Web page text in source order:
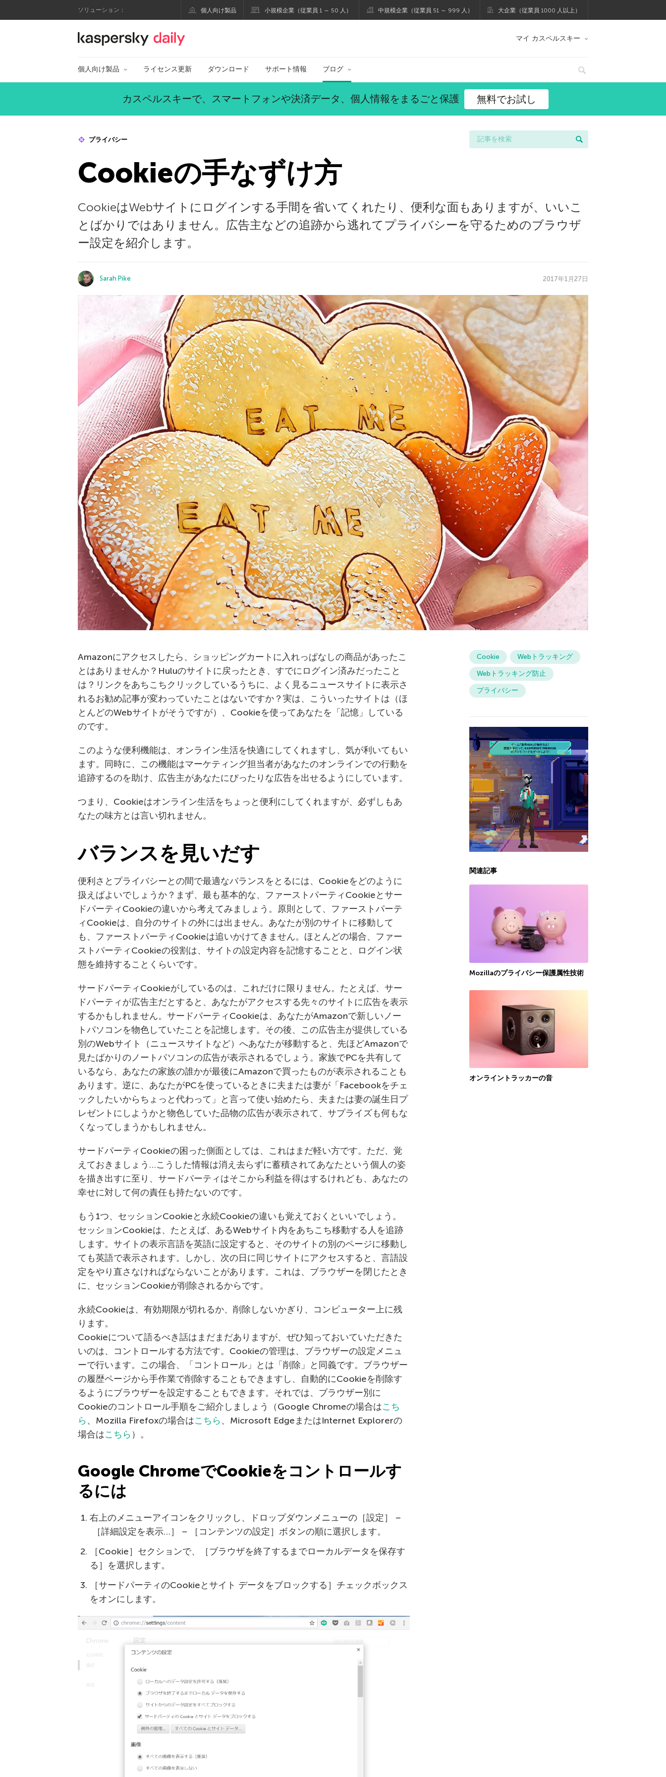
ソリューション： 個人向け製品 小規模企業（従業員 1 ～ 50 人） 中規模企業（従業員 51 ～ 999 人） 大企業（従業員 1000 人以上）
カスペルスキー公式ブログ マイ カスペルスキー
個人向け製品 ライセンス更新 ダウンロード サポート情報 ブログ
カスペルスキーで、スマートフォンや決済データ、個人情報をまるごと保護 無料でお試し
プライバシー
Cookieの手なずけ方
CookieはWebサイトにログインする手間を省いてくれたり、便利な面もありますが、いいこ
とばかりではありません。広告主などの追跡から逃れてプライバシーを守るためのブラウザ
ー設定を紹介します。
Sarah Pike 2017年1月27日
Amazonにアクセスしたら、ショッピングカートに入れっぱなしの商品があったこ
とはありませんか？Huluのサイトに戻ったとき、すでにログイン済みだったこと
は？リンクをあちこちクリックしているうちに、よく見るニュースサイトに表示さ
れるお勧め記事が変わっていたことはないですか？実は、こういったサイトは（ほ
とんどのWebサイトがそうですが）、Cookieを使ってあなたを「記憶」している
のです。
このような便利機能は、オンライン生活を快適にしてくれますし、気が利いてもい
ます。同時に、この機能はマーケティング担当者があなたのオンラインでの行動を
追跡するのを助け、広告主があなたにぴったりな広告を出せるようにしています。
つまり、Cookieはオンライン生活をちょっと便利にしてくれますが、必ずしもあ
なたの味方とは言い切れません。
バランスを見いだす
便利さとプライバシーとの間で最適なバランスをとるには、Cookieをどのように
扱えばよいでしょうか？まず、最も基本的な、ファーストパーティCookieとサー
ドパーティCookieの違いから考えてみましょう。原則として、ファーストパーテ
ィCookieは、自分のサイトの外には出ません。あなたが別のサイトに移動して
も、ファーストパーティCookieは追いかけてきません。ほとんどの場合、ファー
ストパーティCookieの役割は、サイトの設定内容を記憶することと、ログイン状
態を維持することくらいです。
サードパーティCookieがしているのは、これだけに限りません。たとえば、サー
ドパーティが広告主だとすると、あなたがアクセスする先々のサイトに広告を表示
するかもしれません。サードパーティCookieは、あなたがAmazonで新しいノー
トパソコンを物色していたことを記憶します。その後、この広告主が提供している
別のWebサイト（ニュースサイトなど）へあなたが移動すると、先ほどAmazonで
見たばかりのノートパソコンの広告が表示されるでしょう。家族でPCを共有して
いるなら、あなたの家族の誰かが最後にAmazonで買ったものが表示されることも
あります。逆に、あなたがPCを使っているときに夫または妻が「Facebookをチェ
ックしたいからちょっと代わって」と言って使い始めたら、夫または妻の誕生日プ
レゼントにしようかと物色していた品物の広告が表示されて、サプライズも何もな
くなってしまうかもしれません。
サードパーティCookieの困った側面としては、これはまだ軽い方です。ただ、覚
えておきましょう…こうした情報は消え去らずに蓄積されてあなたという個人の姿
を描き出すに至り、サードパーティはそこから利益を得はするけれども、あなたの
幸せに対して何の責任も持たないのです。
もう1つ、セッションCookieと永続Cookieの違いも覚えておくといいでしょう。
セッションCookieは、たとえば、あるWebサイト内をあちこち移動する人を追跡
します。サイトの表示言語を英語に設定すると、そのサイトの別のページに移動し
ても英語で表示されます。しかし、次の日に同じサイトにアクセスすると、言語設
定をやり直さなければならないことがあります。これは、ブラウザーを閉じたとき
に、セッションCookieが削除されるからです。
永続Cookieは、有効期限が切れるか、削除しないかぎり、コンピューター上に残
ります。
Cookieについて語るべき話はまだまだありますが、ぜひ知っておいていただきた
いのは、コントロールする方法です。Cookieの管理は、ブラウザーの設定メニュ
ーで行います。この場合、「コントロール」とは「削除」と同義です。ブラウザー
の履歴ページから手作業で削除することもできますし、自動的にCookieを削除す
るようにブラウザーを設定することもできます。それでは、ブラウザー別に
Cookieのコントロール手順をご紹介しましょう（Google Chromeの場合はこち
ら、Mozilla Firefoxの場合はこちら、Microsoft EdgeまたはInternet Explorerの
場合はこちら ）。
Google ChromeでCookieをコントロールす
るには
右上のメニューアイコンをクリックし、ドロップダウンメニューの［設定］ –
［詳細設定を表示…］ – ［コンテンツの設定］ボタンの順に選択します。
［Cookie］セクションで、［ブラウザを終了するまでローカルデータを保存す
る］を選択します。
［サードパーティのCookieとサイト データをブロックする］チェックボックス
をオンにします。
Cookie
Webトラッキング
Webトラッキング防止
プライバシー
関連記事
Mozillaのプライバシー保護属性技術
オンライントラッカーの音